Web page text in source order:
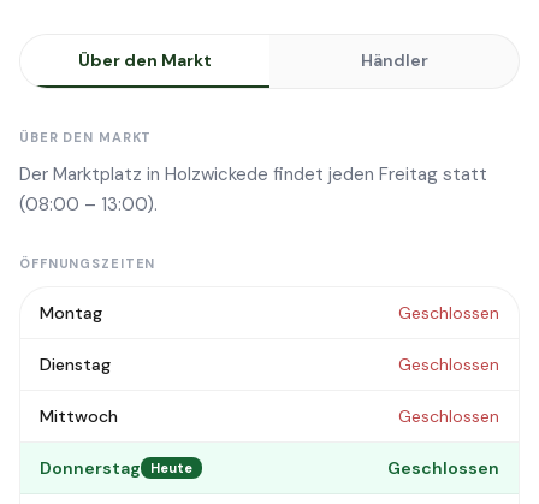
Über den Markt Händler
ÜBER DEN MARKT
Der Marktplatz in Holzwickede findet jeden Freitag statt
(08:00 – 13:00).
ÖFFNUNGSZEITEN
Montag Geschlossen
Dienstag Geschlossen
Mittwoch Geschlossen
Donnerstag Heute Geschlossen